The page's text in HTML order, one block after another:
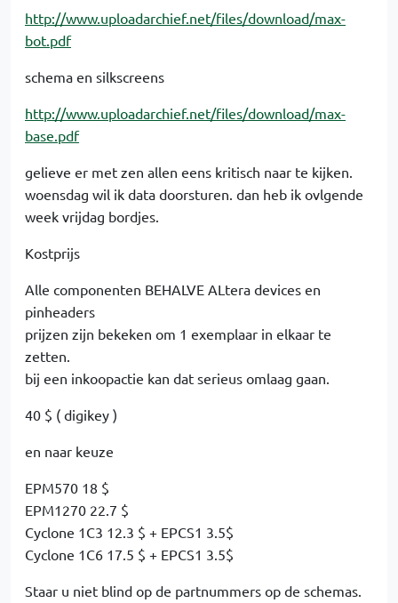
http://www.uploadarchief.net/files/download/max-
bot.pdf
schema en silkscreens
http://www.uploadarchief.net/files/download/max-
base.pdf
gelieve er met zen allen eens kritisch naar te kijken.
woensdag wil ik data doorsturen. dan heb ik ovlgende
week vrijdag bordjes.
Kostprijs
Alle componenten BEHALVE ALtera devices en
pinheaders
prijzen zijn bekeken om 1 exemplaar in elkaar te
zetten.
bij een inkoopactie kan dat serieus omlaag gaan.
40 $ ( digikey )
en naar keuze
EPM570 18 $
EPM1270 22.7 $
Cyclone 1C3 12.3 $ + EPCS1 3.5$
Cyclone 1C6 17.5 $ + EPCS1 3.5$
Staar u niet blind op de partnummers op de schemas.